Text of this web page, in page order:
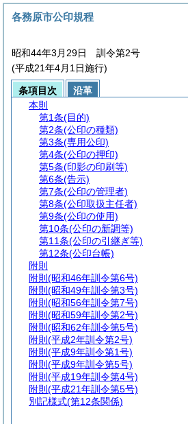
各務原市公印規程
昭和44年3月29日 訓令第2号
(平成21年4月1日施行)
条項目次
沿革
本則
第1条(目的)
第2条(公印の種類)
第3条(専用公印)
第4条(公印の押印)
第5条(印影の印刷等)
第6条(告示)
第7条(公印の管理者)
第8条(公印取扱主任者)
第9条(公印の使用)
第10条(公印の新調等)
第11条(公印の引継ぎ等)
第12条(公印台帳)
附則
附則 (昭和46年訓令第6号)
附則 (昭和49年訓令第3号)
附則 (昭和56年訓令第7号)
附則 (昭和59年訓令第2号)
附則 (昭和62年訓令第5号)
附則 (平成2年訓令第2号)
附則 (平成9年訓令第1号)
附則 (平成9年訓令第5号)
附則 (平成19年訓令第4号)
附則 (平成21年訓令第5号)
別記様式(第12条関係)